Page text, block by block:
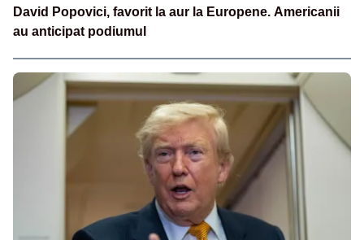
David Popovici, favorit la aur la Europene. Americanii
au anticipat podiumul